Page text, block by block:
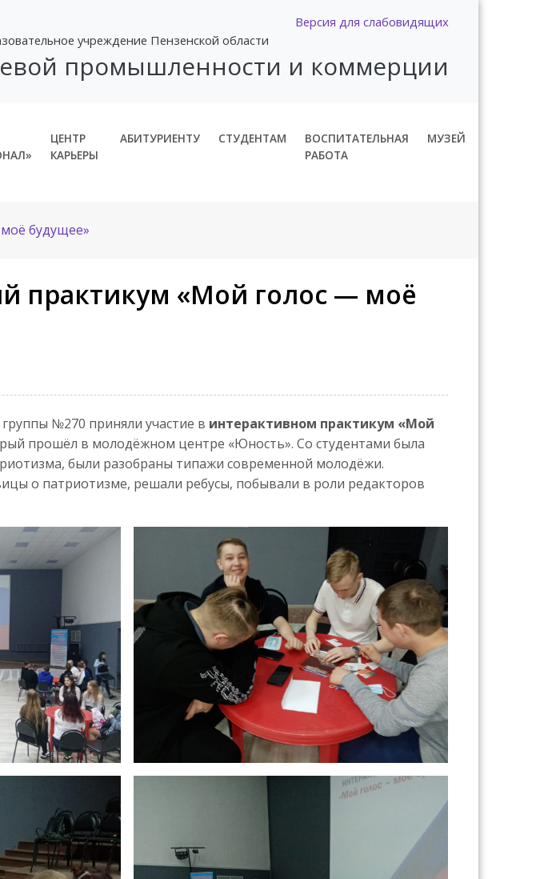
Версия для слабовидящих
учреждение Пензенской области
промышленности и коммерции
ЦЕНТР
КАРЬЕРЫ
АБИТУРИЕНТУ СТУДЕНТАМ
ВОСПИТАТЕЛЬНАЯ
РАБОТА
МУЗЕЙ
будущее»
практикум «Мой голос — моё
№270 приняли участие в интерактивном практикум «Мой
прошёл в молодёжном центре «Юность». Со студентами была
были разобраны типажи современной молодёжи.
о патриотизме, решали ребусы, побывали в роли редакторов